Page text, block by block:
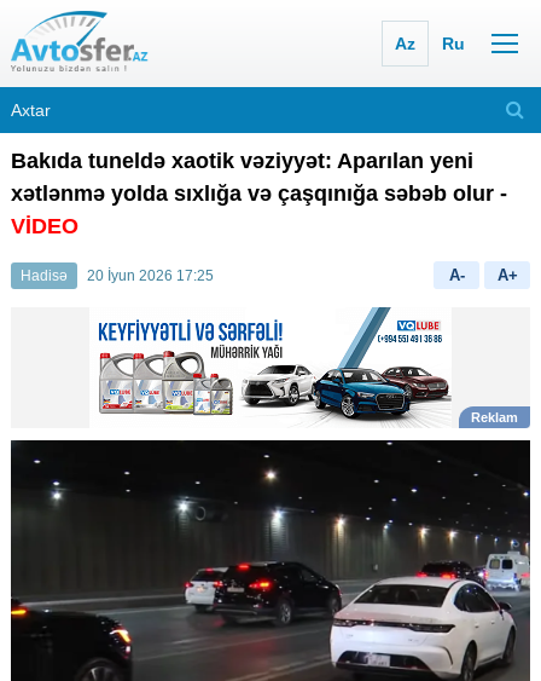
Az Ru
Bakıda tuneldə xaotik vəziyyət: Aparılan yeni
xətlənmə yolda sıxlığa və çaşqınığa səbəb olur -
VİDEO
Hadisə 20 İyun 2026 17:25 A- A+